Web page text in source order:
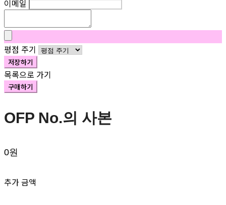
이메일
평점 주기
저장하기
목록으로 가기
구매하기
OFP No.의 사본
0원
추가 금액